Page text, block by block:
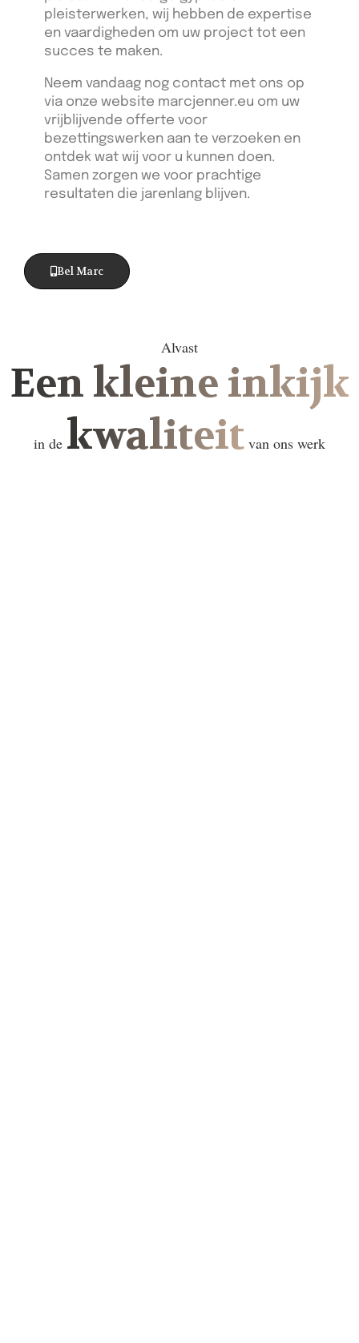
pleisterwerken, wij hebben de expertise
en vaardigheden om uw project tot een
succes te maken.
Neem vandaag nog contact met ons op
via onze website marcjenner.eu om uw
vrijblijvende offerte voor
bezettingswerken aan te verzoeken en
ontdek wat wij voor u kunnen doen.
Samen zorgen we voor prachtige
resultaten die jarenlang blijven.
Bel Marc
Alvast
Een kleine inkijk
in de kwaliteit van ons werk